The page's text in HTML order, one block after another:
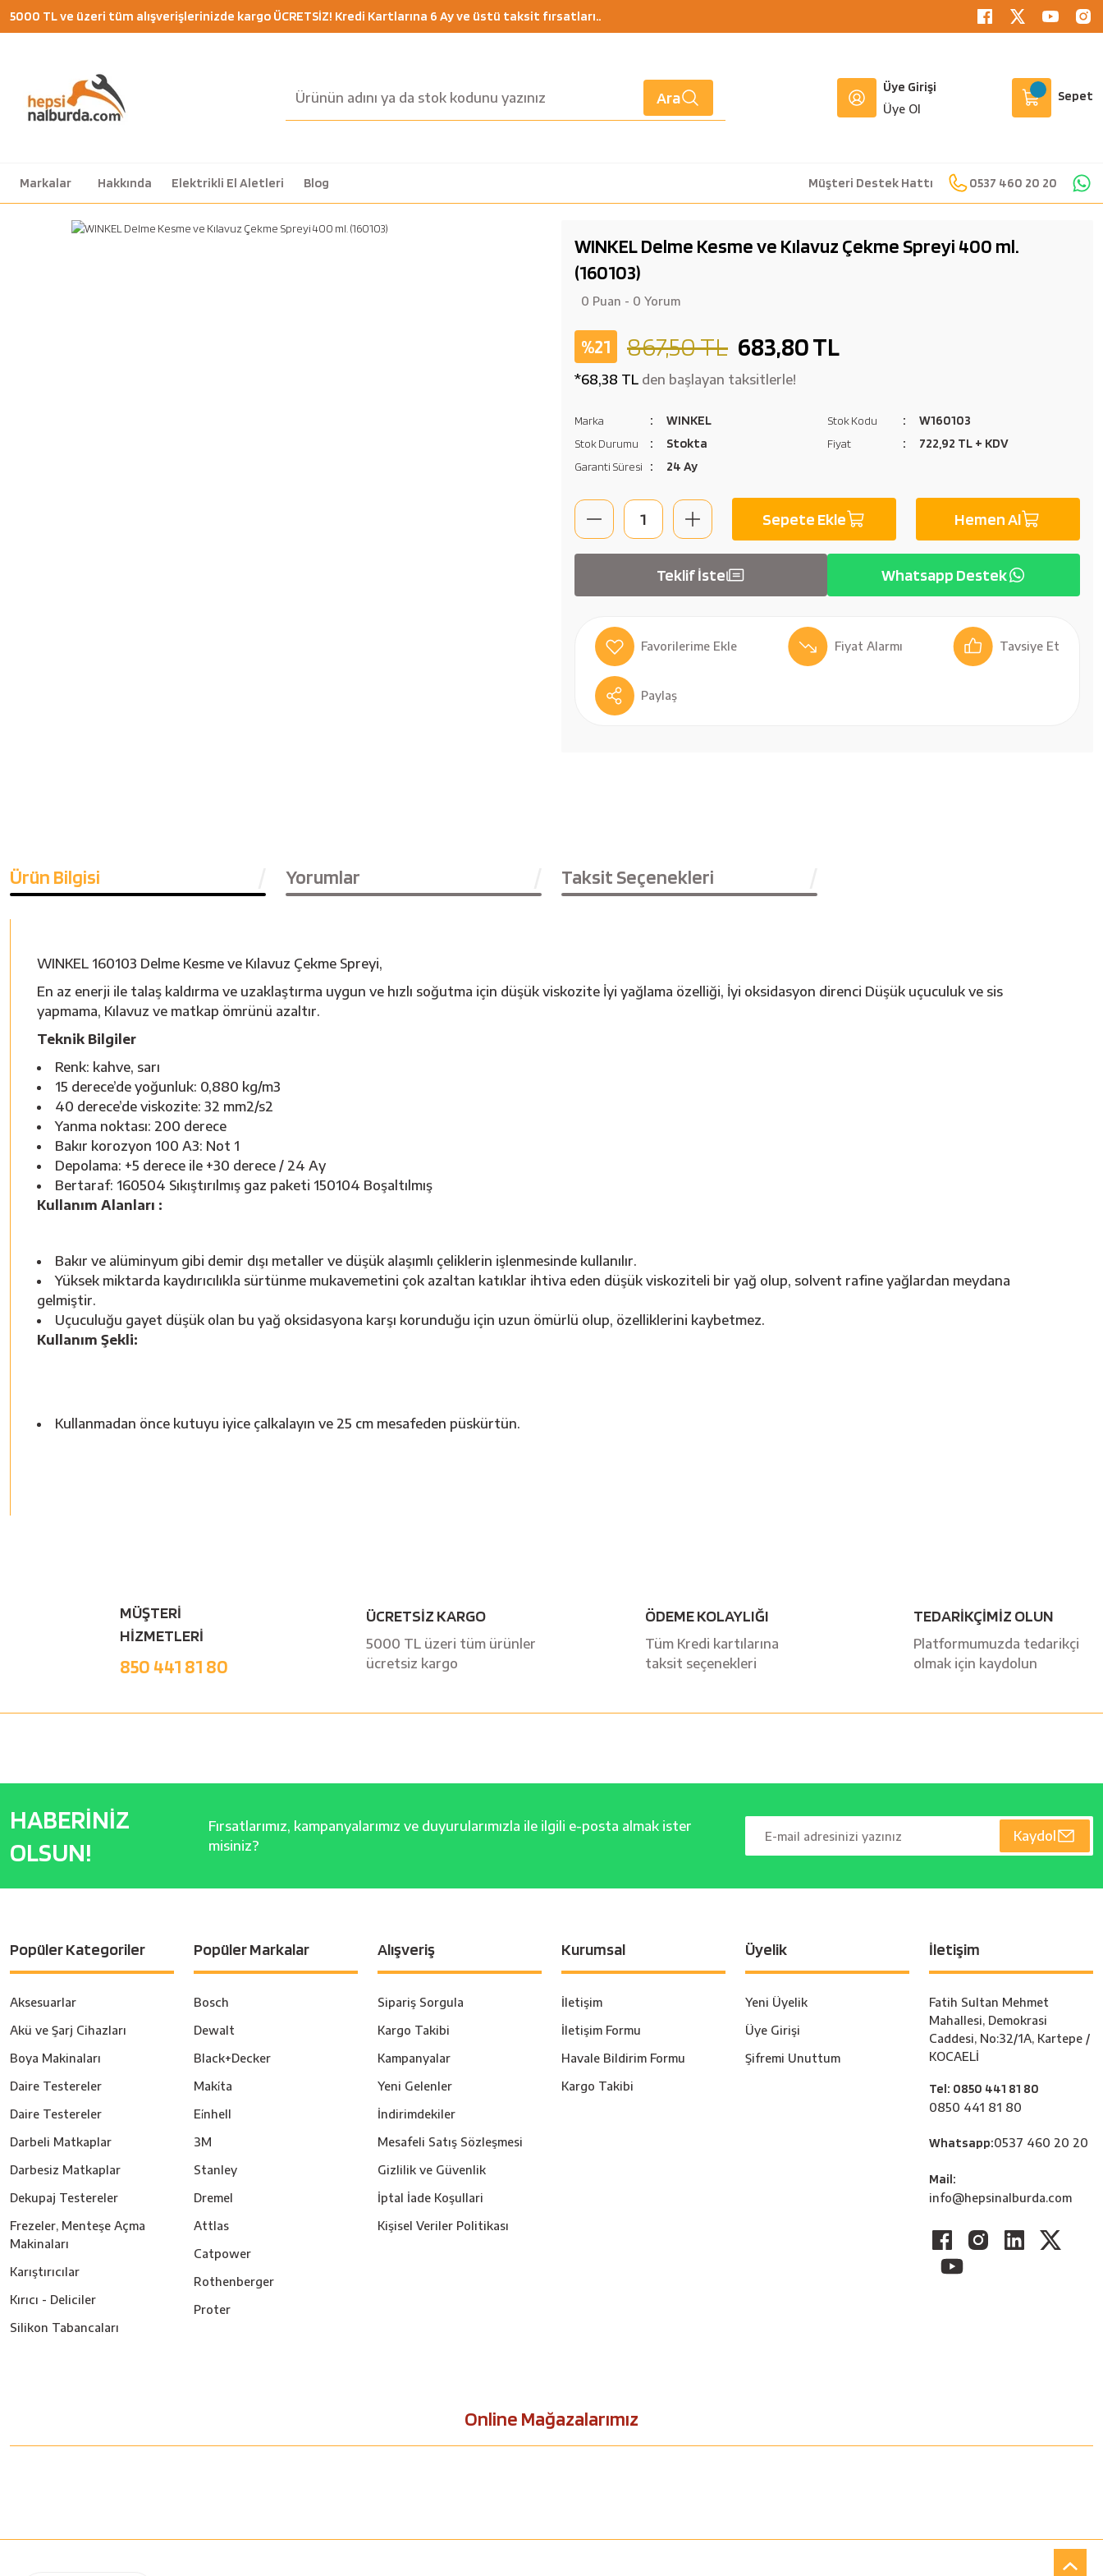
5000 TL ve üzeri tüm alışverişlerinizde kargo ÜCRETSİZ! Kredi Kartlarına 6 Ay ve üstü taksit fırsatları..
Ara
Üye Girişi
Üye Ol
Sepet
Markalar Hakkında Elektrikli El Aletleri Blog Müşteri Destek Hattı 0537 460 20 20
WINKEL Delme Kesme ve Kılavuz Çekme Spreyi 400 ml.
(160103)
0 Puan - 0 Yorum
%21 867,50 TL 683,80 TL
*68,38 TL den başlayan taksitlerle!
Marka WINKEL Stok Kodu W160103
Stok Durumu Stokta Fiyat 722,92 TL + KDV
Garanti Süresi 24 Ay
Sepete Ekle Hemen Al
Teklif İste Whatsapp Destek
Fiyat Alarmı Tavsiye Et
Paylaş
Ürün Bilgisi Yorumlar Taksit Seçenekleri
WINKEL 160103 Delme Kesme ve Kılavuz Çekme Spreyi,
En az enerji ile talaş kaldırma ve uzaklaştırma uygun ve hızlı soğutma için düşük viskozite İyi yağlama özelliği, İyi oksidasyon direnci Düşük uçuculuk ve sis
yapmama, Kılavuz ve matkap ömrünü azaltır.
Teknik Bilgiler
Renk: kahve, sarı
15 derece’de yoğunluk: 0,880 kg/m3
40 derece’de viskozite: 32 mm2/s2
Yanma noktası: 200 derece
Bakır korozyon 100 A3: Not 1
Depolama: +5 derece ile +30 derece / 24 Ay
Bertaraf: 160504 Sıkıştırılmış gaz paketi 150104 Boşaltılmış
Kullanım Alanları :
Bakır ve alüminyum gibi demir dışı metaller ve düşük alaşımlı çeliklerin işlenmesinde kullanılır.
Yüksek miktarda kaydırıcılıkla sürtünme mukavemetini çok azaltan katıklar ihtiva eden düşük viskoziteli bir yağ olup, solvent rafine yağlardan meydana
gelmiştir.
Uçuculuğu gayet düşük olan bu yağ oksidasyona karşı korunduğu için uzun ömürlü olup, özelliklerini kaybetmez.
Kullanım Şekli:
Kullanmadan önce kutuyu iyice çalkalayın ve 25 cm mesafeden püskürtün.
MÜŞTERİ
HİZMETLERİ
850 441 81 80
ÜCRETSİZ KARGO
5000 TL üzeri tüm ürünler
ücretsiz kargo
ÖDEME KOLAYLIĞI
Tüm Kredi kartılarına
taksit seçenekleri
TEDARİKÇİMİZ OLUN
Platformumuzda tedarikçi
olmak için kaydolun
HABERİNİZ
OLSUN!
Fırsatlarımız, kampanyalarımız ve duyurularımızla ile ilgili e-posta almak ister
misiniz?
Kaydol
Popüler Kategoriler
Aksesuarlar
Akü ve Şarj Cihazları
Boya Makinaları
Daire Testereler
Daire Testereler
Darbeli Matkaplar
Darbesiz Matkaplar
Dekupaj Testereler
Frezeler, Menteşe Açma
Makinaları
Karıştırıcılar
Kırıcı - Deliciler
Silikon Tabancaları
Popüler Markalar
Bosch
Dewalt
Black+Decker
Maki̇ta
Ei̇nhell
3M
Stanley
Dremel
Attlas
Catpower
Rothenberger
Proter
Alışveriş
Sipariş Sorgula
Kargo Takibi
Kampanyalar
Yeni Gelenler
İndirimdekiler
Mesafeli Satış Sözleşmesi
Gizlilik ve Güvenlik
İptal İade Koşullari
Kişisel Veriler Politikası
Kurumsal
İletişim
İletişim Formu
Havale Bildirim Formu
Kargo Takibi
Üyelik
Yeni Üyelik
Üye Girişi
Şifremi Unuttum
İletişim
Fatih Sultan Mehmet
Mahallesi, Demokrasi
Caddesi, No:32/1A, Kartepe /
KOCAELİ
Tel: 0850 441 81 80
0850 441 81 80
Whatsapp:0537 460 20 20
Mail:
info@hepsinalburda.com
Online Mağazalarımız